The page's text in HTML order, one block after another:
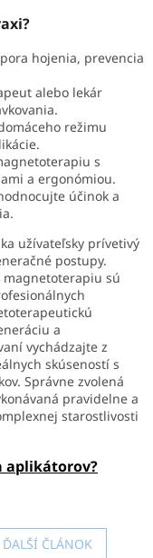
hojenia, prevencia
alebo lekár
režimu
s
a ergonómiou.
účinok a
užívateľsky prívetivý
postupy.
magnetoterapiu sú
a
vychádzajte z
skúseností s
Správne zvolená
pravidelne a
starostlivosti
aplikátorov?
ĎALŠÍ ČLÁNOK